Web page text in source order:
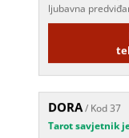
DORA/ Kod 37
Tarot savjetnik je